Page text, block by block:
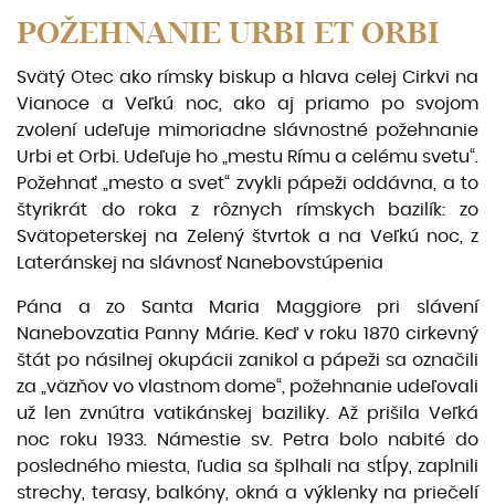
POŽEHNANIE URBI ET ORBI
Svätý Otec ako rímsky biskup a hlava celej Cirkvi na
Vianoce a Veľkú noc, ako aj priamo po svojom
zvolení udeľuje mimoriadne slávnostné požehnanie
Urbi et Orbi. Udeľuje ho „mestu Rímu a celému svetu“.
Požehnať „mesto a svet“ zvykli pápeži oddávna, a to
štyrikrát do roka z rôznych rímskych ba­zilík: zo
Svätopeterskej na Zelený štvrtok a na Veľkú noc, z
Lateránskej na slávnosť Nanebovstúpenia
Pána a zo Santa Maria Maggiore pri slávení
Nanebovzatia Panny Márie. Keď v roku 1870 cirkevný
štát po násilnej okupácii zanikol a pápeži sa označili
za „väzňov vo vlastnom dome“, požehnanie udeľovali
už len zvnútra vatikánskej baziliky. Až prišila Veľká
noc roku 1933. Námestie sv. Petra bolo nabité do
posledného miesta, ľudia sa šplhali na stĺpy, zaplnili
strechy, terasy, balkóny, okná a výklen­ky na priečelí